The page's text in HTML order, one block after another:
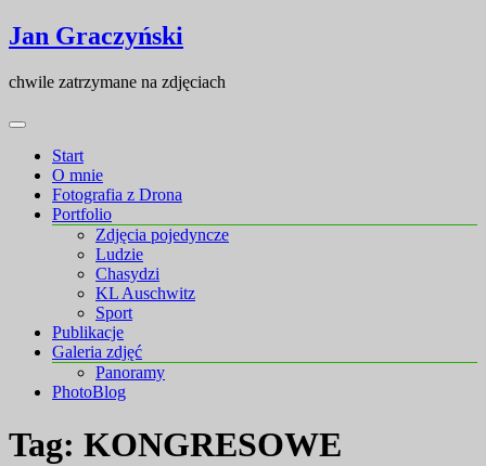
Skip
to
Skip
to
Jan Graczyński
chwile zatrzymane na zdjęciach
Start
O mnie
Fotografia z Drona
Portfolio
Zdjęcia pojedyncze
Ludzie
Chasydzi
KL Auschwitz
Sport
Publikacje
Galeria zdjęć
Panoramy
PhotoBlog
Tag: KONGRESOWE